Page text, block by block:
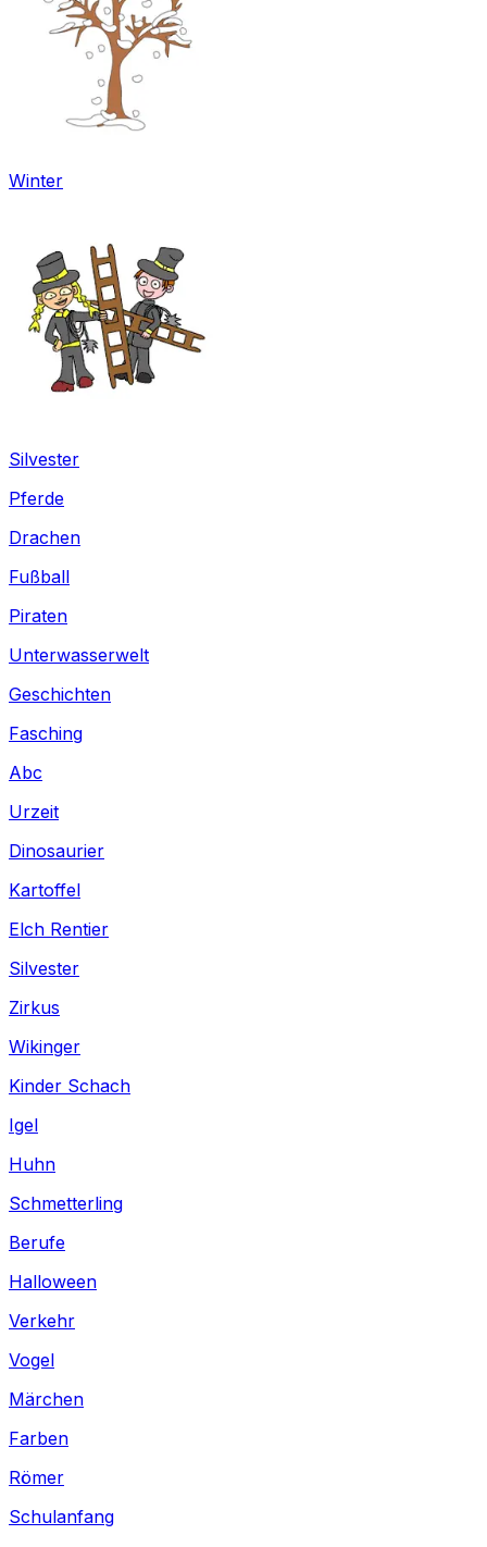
Winter
Silvester
Pferde
Drachen
Fußball
Piraten
Unterwasserwelt
Geschichten
Fasching
Abc
Urzeit
Dinosaurier
Kartoffel
Elch Rentier
Silvester
Zirkus
Wikinger
Kinder Schach
Igel
Huhn
Schmetterling
Berufe
Halloween
Verkehr
Vogel
Märchen
Farben
Römer
Schulanfang